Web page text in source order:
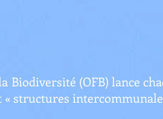
Biodiversité (OFB) lance
structures